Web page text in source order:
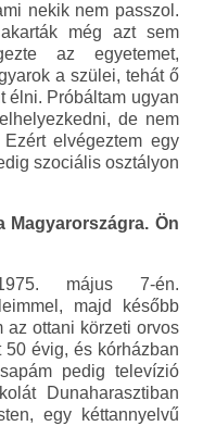
nekik nem passzol.
még azt sem
az egyetemet,
a szülei, tehát ő
élni. Próbáltam ugyan
de nem
elvégeztem egy
szociális osztályon
Magyarországra. Ön
május 7-én.
majd később
az ottani körzeti orvos
50 évig, és kórházban
pedig televízió
Dunaharasztiban
egy kéttannyelvű